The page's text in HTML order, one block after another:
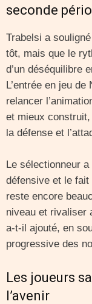
seconde
Trabelsi a
tôt, mais que le
d’un déséquilibre
L’entrée en jeu
relancer
et mieux
la défense et
Le sélectionneur
défensive et le fait
reste encore
niveau et rivaliser
a-t-il ajouté, en
progressive des
Les joueurs
l’avenir